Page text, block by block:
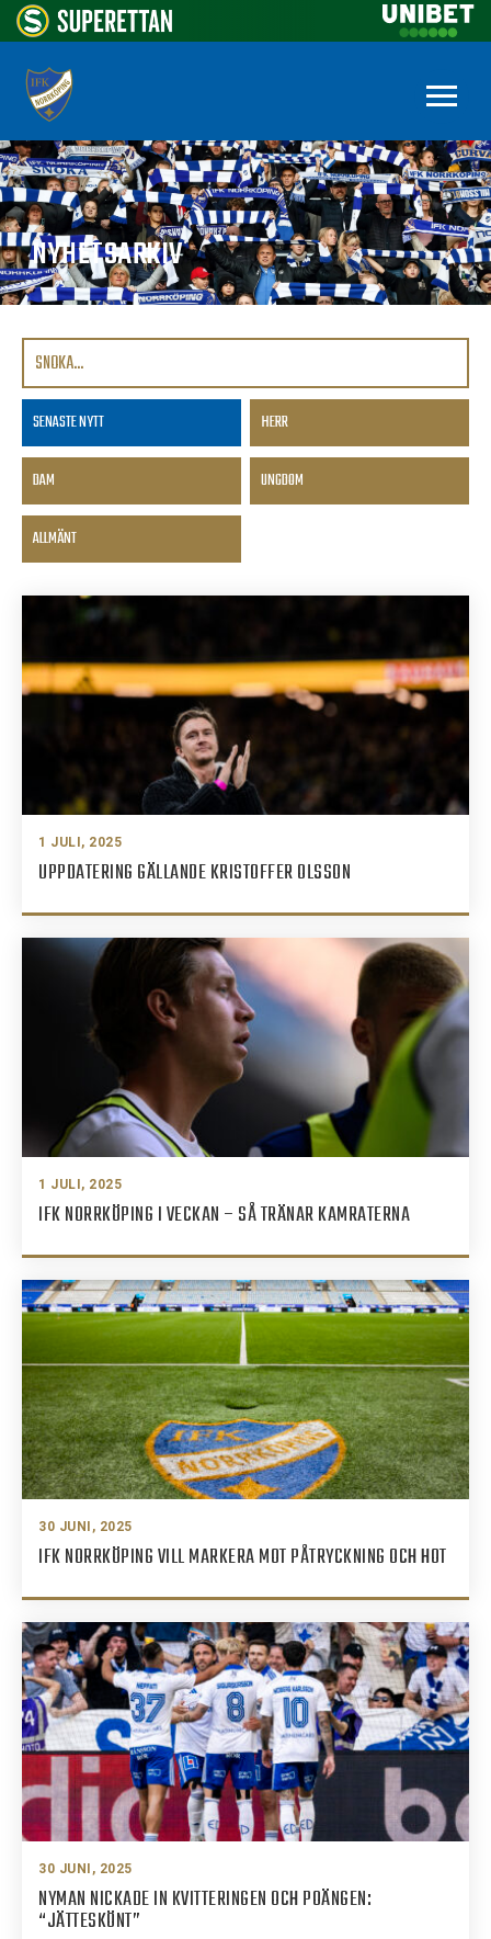
NYHETSARKIV
SENASTE NYTT HERR
DAM UNGDOM
ALLMÄNT
1 JULI, 2025
UPPDATERING GÄLLANDE KRISTOFFER OLSSON
1 JULI, 2025
IFK NORRKÖPING I VECKAN – SÅ TRÄNAR KAMRATERNA
30 JUNI, 2025
IFK NORRKÖPING VILL MARKERA MOT PÅTRYCKNING OCH HOT
30 JUNI, 2025
NYMAN NICKADE IN KVITTERINGEN OCH POÄNGEN:
“JÄTTESKÖNT”